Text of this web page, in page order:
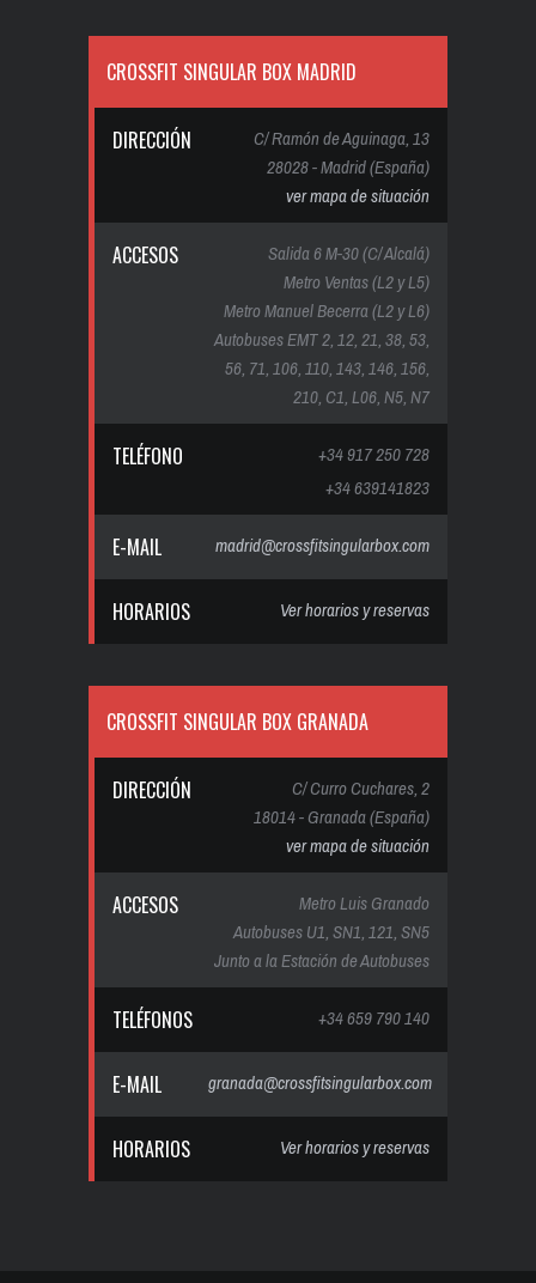
CROSSFIT SINGULAR BOX MADRID
DIRECCIÓN
C/ Ramón de Aguinaga, 13
28028 - Madrid (España)
ver mapa de situación
ACCESOS
Salida 6 M-30 (C/ Alcalá)
Metro Ventas (L2 y L5)
Metro Manuel Becerra (L2 y L6)
Autobuses EMT 2, 12, 21, 38, 53,
56, 71, 106, 110, 143, 146, 156,
210, C1, L06, N5, N7
TELÉFONO
+34 917 250 728
+34 639141823
E-MAIL madrid@crossfitsingularbox.com
HORARIOS Ver horarios y reservas
CROSSFIT SINGULAR BOX GRANADA
DIRECCIÓN
C/ Curro Cuchares, 2
18014 - Granada (España)
ver mapa de situación
ACCESOS
Metro Luis Granado
Autobuses U1, SN1, 121, SN5
Junto a la Estación de Autobuses
TELÉFONOS +34 659 790 140
E-MAIL granada@crossfitsingularbox.com
HORARIOS Ver horarios y reservas